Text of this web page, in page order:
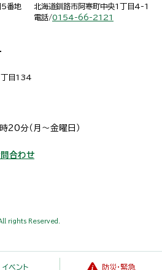
イベント 防災・緊急
5番地
北海道釧路市阿寒町中央1丁目4-1
電話/0154-66-2121
丁目134
分（月～金曜日）
合わせ
rights Reserved.